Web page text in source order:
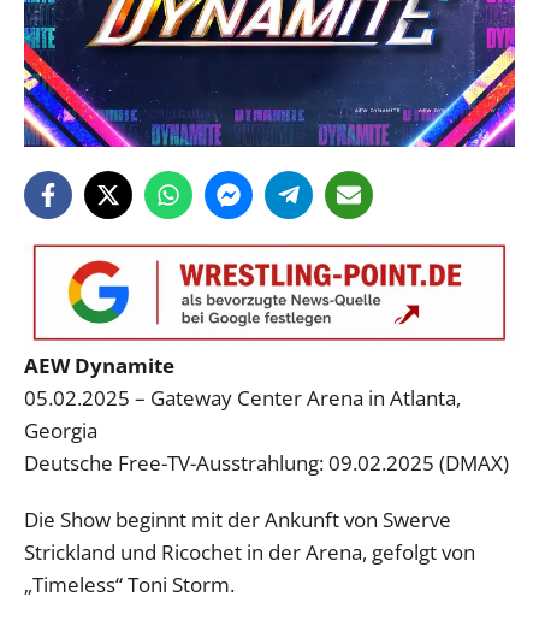
AEW Dynamite
05.02.2025 – Gateway Center Arena in Atlanta,
Georgia
Deutsche Free-TV-Ausstrahlung: 09.02.2025 (DMAX)
Die Show beginnt mit der Ankunft von Swerve
Strickland und Ricochet in der Arena, gefolgt von
„Timeless“ Toni Storm.